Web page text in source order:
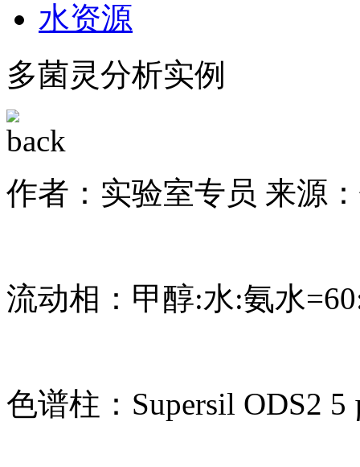
水资源
多菌灵分析实例
作者：实验室专员 来源
流动相：甲醇:水:氨水
色谱柱：Supersil ODS2 5